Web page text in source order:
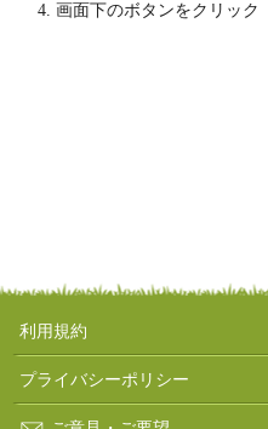
画面下のボタンをクリック
利用規約
プライバシーポリシー